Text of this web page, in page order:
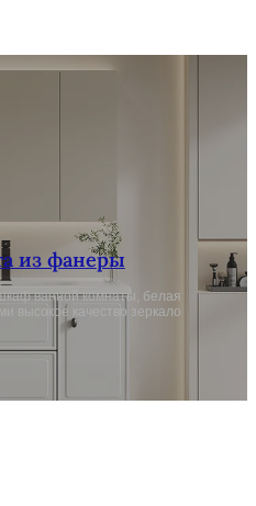
из фанеры
ванной комнаты, белая
высокое качество зеркало